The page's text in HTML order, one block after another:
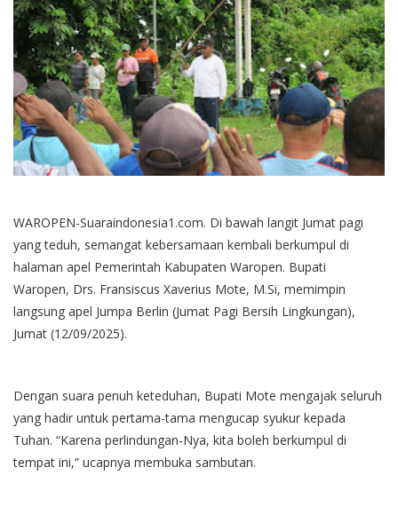
WAROPEN-Suaraindonesia1.com. Di bawah langit Jumat pagi
yang teduh, semangat kebersamaan kembali berkumpul di
halaman apel Pemerintah Kabupaten Waropen. Bupati
Waropen, Drs. Fransiscus Xaverius Mote, M.Si, memimpin
langsung apel Jumpa Berlin (Jumat Pagi Bersih Lingkungan),
Jumat (12/09/2025).
Dengan suara penuh keteduhan, Bupati Mote mengajak seluruh
yang hadir untuk pertama-tama mengucap syukur kepada
Tuhan. “Karena perlindungan-Nya, kita boleh berkumpul di
tempat ini,” ucapnya membuka sambutan.